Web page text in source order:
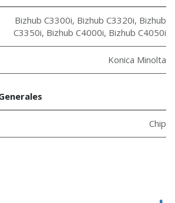
Bizhub C3300i, Bizhub C3320i, Bizhub
C3350i, Bizhub C4000i, Bizhub C4050i
Konica Minolta
Chip